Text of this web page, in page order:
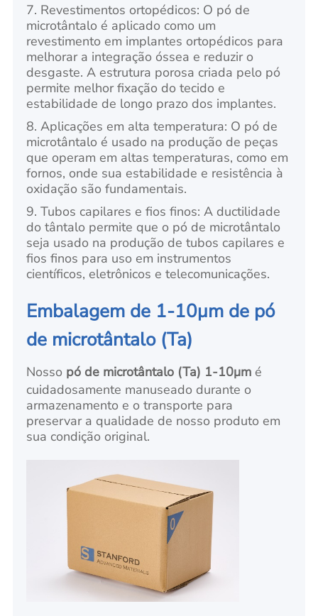
7. Revestimentos ortopédicos: O pó de
microtântalo é aplicado como um
revestimento em implantes ortopédicos para
melhorar a integração óssea e reduzir o
desgaste. A estrutura porosa criada pelo pó
permite melhor fixação do tecido e
estabilidade de longo prazo dos implantes.
8. Aplicações em alta temperatura: O pó de
microtântalo é usado na produção de peças
que operam em altas temperaturas, como em
fornos, onde sua estabilidade e resistência à
oxidação são fundamentais.
9. Tubos capilares e fios finos: A ductilidade
do tântalo permite que o pó de microtântalo
seja usado na produção de tubos capilares e
fios finos para uso em instrumentos
científicos, eletrônicos e telecomunicações.
Embalagem de 1-10μm de pó
de microtântalo (Ta)
Nosso pó de microtântalo (Ta) 1-10μm é
cuidadosamente manuseado durante o
armazenamento e o transporte para
preservar a qualidade de nosso produto em
sua condição original.